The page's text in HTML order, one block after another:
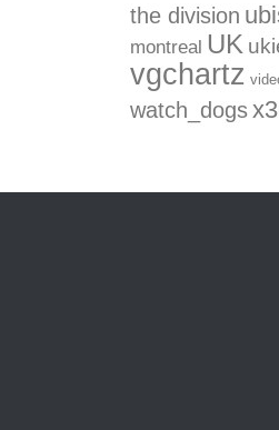
the division
montreal UK
vgchartz
watch_dogs